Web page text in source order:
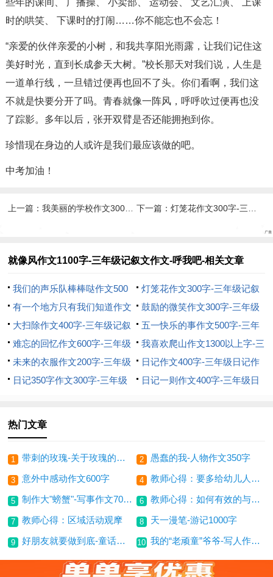
时的哄笑、 下课时的打闹……你不能忘也不会忘！
“亲爱的伙伴亲爱的小树，和我共享阳光雨露，让我们记住这
美好时光，直到长成参天大树。”校长那天对我们说，人生是
一道单行线，一旦错过便再也回不了头。你们看啊，我们这
不就是快要分开了吗。青春就像一阵风，呼呼吹过便再也没
了踪影。多年以后，张开双臂是否还能拥抱到你。
珍惜现在身边的人或许是我们最应该做的吧。
中考加油！
上一篇：我美丽的学校作文300字-三年级记叙文作文-呼我吧 下一篇： 灯笼花作文300字-三年级记叙文作文-呼我吧
就像风作文1100字-三年级记叙文作文-呼我吧-相关文章
我们的声乐队棒棒哒作文500
字-三年级记叙文作文-呼我吧
灯笼花作文300字-三年级记叙
文作文-呼我吧
有一个地方只有我们知道作文
500字-三年级记叙文作文-呼我
吧
鼓励的微笑作文300字-三年级
记叙文作文-呼我吧
大扫除作文400字-三年级记叙
文作文-呼我吧
五一快乐的事作文500字-三年
级记叙文作文-呼我吧
难忘的回忆作文600字-三年级
记叙文作文-呼我吧
我喜欢爬山作文1300以上字-三
年级记叙文作文-呼我吧
未来的衣服作文200字-三年级
记叙文作文-呼我吧
日记作文400字-三年级日记作
文-呼我吧
日记350字作文300字-三年级
日记一则作文400字-三年级日
热门文章
1 带刺的玫瑰-关于玫瑰的作文250字 2 愚蠢的我-人物作文350字
3 意外中感动作文600字 4 教师心得：要多给幼儿人性关爱
5 制作大"螃蟹"-写事作文700字 6 教师心得：如何有效的与家长沟通
7 教师心得：区域活动观摩 8 天一漫笔-游记1000字
9 好朋友就要做到底-童话作文 10 我的“老顽童”爷爷-写人作文600字